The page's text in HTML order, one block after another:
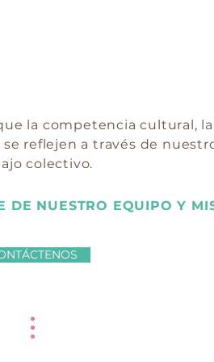
la competencia cultural, la
reflejen a través de
colectivo.
DE NUESTRO EQUIPO Y